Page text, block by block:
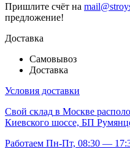
Пришлите счёт на
предложение!
Доставка
Самовывоз
Доставка
Условия доставки
Свой склад в Москве
Киевского шоссе, БП
Работаем Пн-Пт, 08:30 —